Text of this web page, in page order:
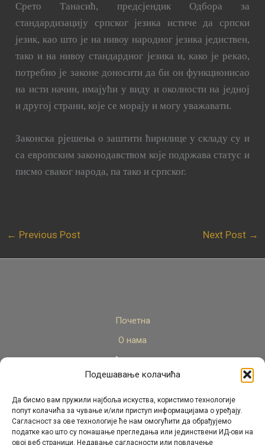
Подешавање колачића
Да бисмо вам пружили најбоља искуства, користимо технологије
попут колачића за чување и/или приступ информацијама о уређају.
Сагласност за ове технологије ће нам омогућити да обрађујемо
податке као што су понашање прегледања или јединствени ИД-ови на
овој веб страници. Недавање сагласности или повлачење
Срето Танасић, предсјендик Одбора за
стандардизацију српског језика истиче да српски
језик, као што је на нивоу народног језика једиствен,
тако и на нивоу стандардног језика и, како је рекао,
потребно је законе доносити да би он функционисао
на исти начин, имајући у виду и околности на једној
и другој страни, које се морају и могу уважавати.
Законска рјешења о заштити ћирилице у складу су и
са европским законодавством које подржава статус и
писмо сваког народа, па тако и српског.
← Previous Post Next Post →
Почетна
О нама
Актуелно
Стручни кадар
Пројекти
Архива
Контакт